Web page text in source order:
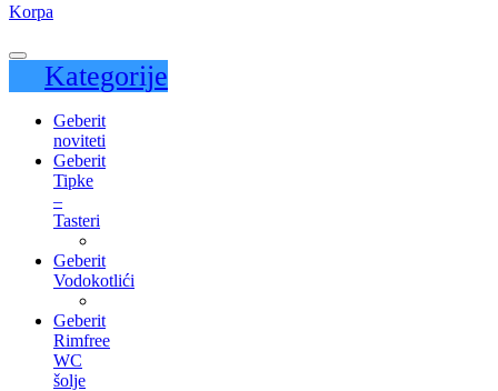
Korpa
Kategorije
Geberit
noviteti
Geberit
Tipke
–
Tasteri
Geberit
Vodokotlići
Geberit
Rimfree
WC
šolje